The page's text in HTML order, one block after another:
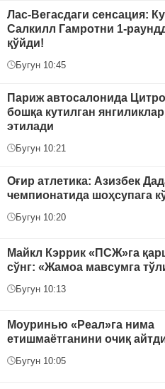
Лас-Вегасдаги сенсация:
Салкилл Гамротни 1-
қўйди!
Бугун 10:45
Париж автосалонида
бошқа кутилган
этилади
Бугун 10:21
Оғир атлетика: Азизбек
чемпионатида шоҳсупага
Бугун 10:20
Майкл Кэррик «ПСЖ»га
сўнг: «Жамоа мавсумга
Бугун 10:13
Моуринью «Реал»га нима
етишмаётганини очиқ
Бугун 10:05